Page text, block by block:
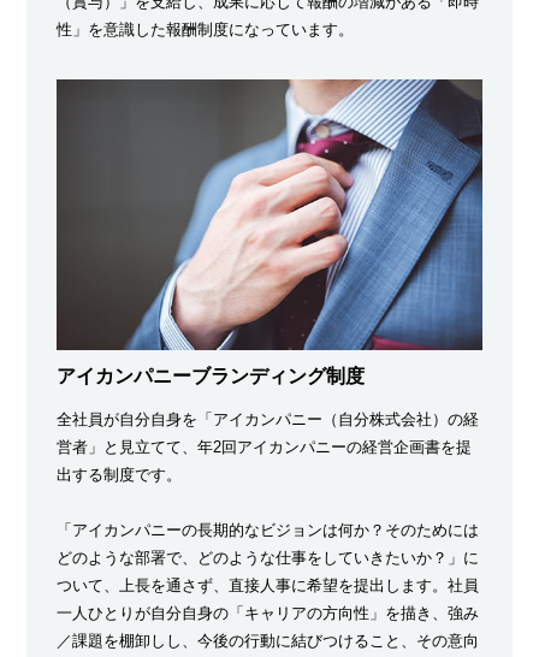
性」を意識した報酬制度になっています。
アイカンパニーブランディング制度
全社員が自分自身を「アイカンパニー（自分株式会社）の経
営者」と見立てて、年2回アイカンパニーの経営企画書を提
出する制度です。
「アイカンパニーの長期的なビジョンは何か？そのためには
どのような部署で、どのような仕事をしていきたいか？」に
ついて、上長を通さず、直接人事に希望を提出します。社員
一人ひとりが自分自身の「キャリアの方向性」を描き、強み
／課題を棚卸しし、今後の行動に結びつけること、その意向